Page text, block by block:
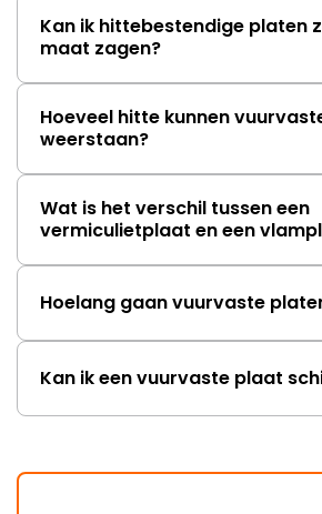
Kan ik hittebestendige platen
maat zagen?
Hoeveel hitte kunnen
weerstaan?
Wat is het verschil tussen een
vermiculietplaat en een
Hoelang gaan vuurvaste
Kan ik een vuurvaste plaat